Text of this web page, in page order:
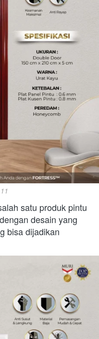
satu produk pintu
desain yang
bisa dijadikan